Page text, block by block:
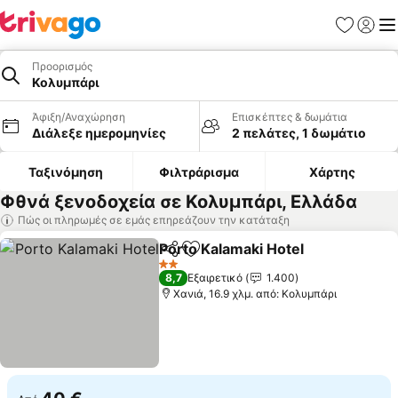
Προορισμός
Κολυμπάρι
Άφιξη/Αναχώρηση
Διάλεξε ημερομηνίες
Επισκέπτες & δωμάτια
2 πελάτες, 1 δωμάτιο
Ταξινόμηση Φιλτράρισμα Χάρτης
Φθνά ξενοδοχεία σε Κολυμπάρι, Ελλάδα
Πώς οι πληρωμές σε εμάς επηρεάζουν την κατάταξη
Κοινοποίηση
Προσθήκη στα αγαπημένα
Porto Kalamaki Hotel
2 Αστέρια
8,7 Εξαιρετικό
1.400
Χανιά, 16.9 χλμ. από: Κολυμπάρι